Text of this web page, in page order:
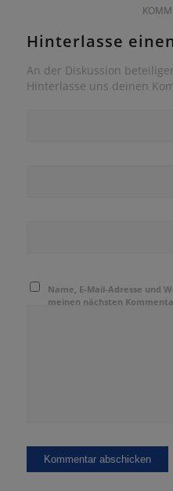
Hinterlasse
An der Diskussion
Hinterlasse uns deinen
Name, E-Mail-Adresse und
meinen nächsten